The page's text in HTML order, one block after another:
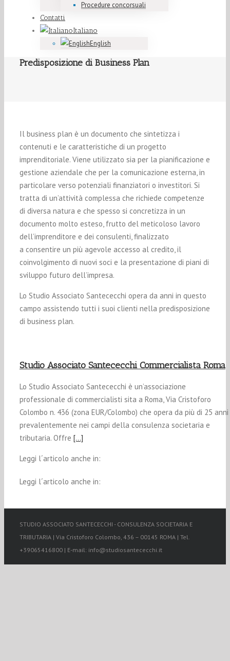
Procedure concorsuali
Contatti
Italiano
English
Predisposizione di Business Plan
Il business plan è un documento che sintetizza i
contenuti e le caratteristiche di un progetto
imprenditoriale. Viene utilizzato sia per la pianificazione e
gestione aziendale che per la comunicazione esterna, in
particolare verso potenziali finanziatori o investitori. Si
tratta di un’attività complessa che richiede competenze
di diversa natura e che spesso si concretizza in un
documento molto esteso, frutto del meticoloso lavoro
dell’imprenditore e dei consulenti, finalizzato
a consentire un più agevole accesso al credito, il
coinvolgimento di nuovi soci e la presentazione di piani di
sviluppo futuro dell’impresa.
Lo Studio Associato Santececchi opera da anni in questo
campo assistendo tutti i suoi clienti nella predisposizione
di business plan.
Studio Associato Santececchi Commercialista Roma
Lo Studio Associato Santececchi è un’associazione
professionale di commercialisti sita a Roma, Via Cristoforo
Colombo n. 436 (zona EUR/Colombo) che opera da più di 25 anni
prevalentemente nei campi della consulenza societaria e
tributaria. Offre […]
Leggi l´articolo anche in:
Leggi l´articolo anche in:
STUDIO ASSOCIATO SANTECECCHI - CONSULENZA SOCIETARIA E
TRIBUTARIA | Via Cristoforo Colombo, 436 – 00145 ROMA | Tel.
+39065416800 | E-mail: info@studiosantececchi.it